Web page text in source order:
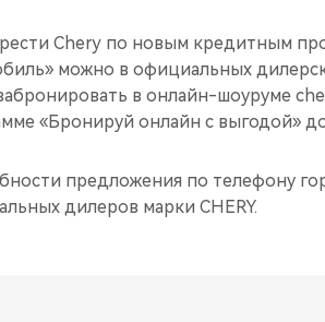
Chery по новым кредитным
можно в официальных
в онлайн-шоуруме
«Бронируй онлайн с выгодой»
предложения по телефону
дилеров марки CHERY.